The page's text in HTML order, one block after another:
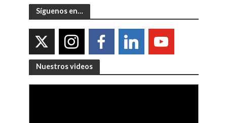
Síguenos en…
Nuestros videos